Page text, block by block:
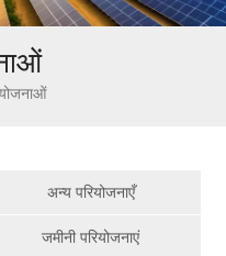
अन्य परियोजनाएँ
जमीनी परियोजनाएं